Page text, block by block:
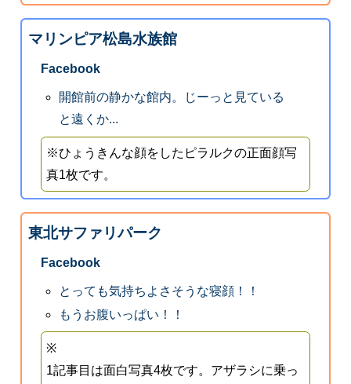
マリンピア松島水族館
Facebook
開館前の静かな館内。じーっと見ている
と遠くか...
※ひょうきんな顔をしたピラルクの正面顔写
真1枚です。
東北サファリパーク
Facebook
とっても気持ちよさそうな寝顔！！
もうお腹いっぱい！！
※
1記事目は面白写真4枚です。アザラシに乗っ